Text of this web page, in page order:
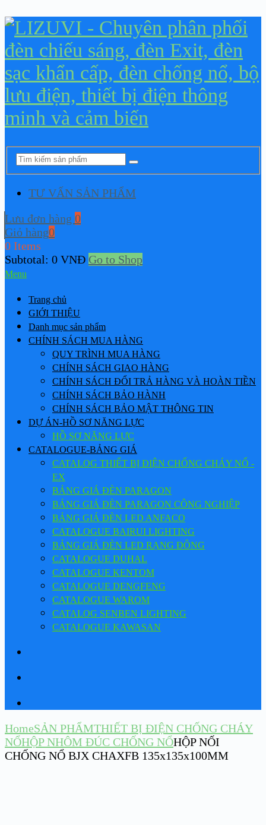
TƯ VẤN SẢN PHẨM
Lưu đơn hàng 0
Giỏ hàng0
0 Items
Subtotal: 0 VNĐ Go to Shop
Menu
Trang chủ
GIỚI THIỆU
Danh mục sản phẩm
CHÍNH SÁCH MUA HÀNG
QUY TRÌNH MUA HÀNG
CHÍNH SÁCH GIAO HÀNG
CHÍNH SÁCH ĐỔI TRẢ HÀNG VÀ HOÀN TIỀN
CHÍNH SÁCH BẢO HÀNH
CHÍNH SÁCH BẢO MẬT THÔNG TIN
DỰ ÁN-HỒ SƠ NĂNG LỰC
HỒ SƠ NĂNG LỰC
CATALOGUE-BẢNG GIÁ
CATALOG THIẾT BỊ ĐIỆN CHỐNG CHÁY NỔ -
EX
BẢNG GIÁ ĐÈN PARAGON
BẢNG GIÁ ĐÈN PARAGON CÔNG NGHIỆP
BẢNG GIÁ ĐÈN LED ANFACO
CATALOGUE BAIRUI LIGHTING
BẢNG GIÁ ĐÈN LED RẠNG ĐÔNG
CATALOGUE DUHAL
CATALOGUE KENTOM
CATALOGUE DENGFENG
CATALOGUE WAROM
CATALOG SENBEN LIGHTING
CATALOGUE KAWASAN
HomeSẢN PHẨMTHIẾT BỊ ĐIỆN CHỐNG CHÁY
NỔHỘP NHÔM ĐÚC CHỐNG NỔHỘP NỐI
CHỐNG NỔ BJX CHAXFB 135x135x100MM